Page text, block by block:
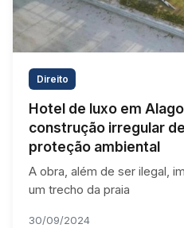
Direito
Hotel de luxo em
construção irregular
proteção ambiental
A obra, além de ser ilegal,
um trecho da praia
30/09/2024